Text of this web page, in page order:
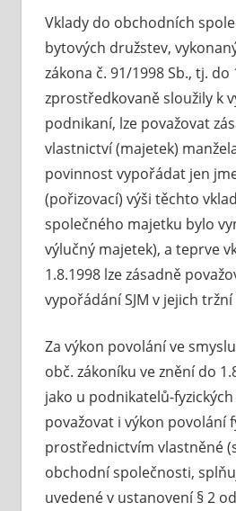
Vklady do obchodních
bytových družstev,
zákona č. 91/1998 Sb., tj.
zprostředkovaně sloužily k
podnikaní, lze považovat
vlastnictví (majetek)
povinnost vypořádat jen
(pořizovací) výši těchto
společného majetku bylo
výlučný majetek), a teprve
1.8.1998 lze zásadně
vypořádání SJM v jejich
Za výkon povolání ve
obč. zákoníku ve znění do
jako u podnikatelů-
považovat i výkon povolání
prostřednictvím vlastněné
obchodní společnosti,
uvedené v ustanovení § 2